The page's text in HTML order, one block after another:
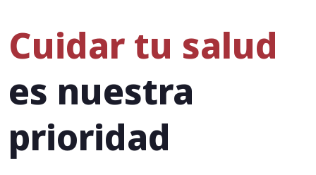
Cuidar tu salud
es nuestra
prioridad